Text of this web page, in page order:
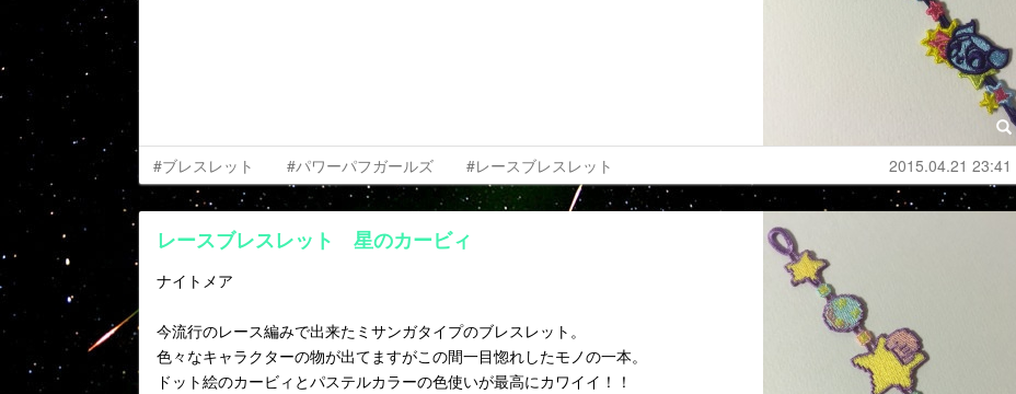
#ブレスレット #パワーパフガールズ #レースブレスレット 2015.04.21 23:41
レースブレスレット 星のカービィ
ナイトメア
今流行のレース編みで出来たミサンガタイプのブレスレット。
色々なキャラクターの物が出てますがこの間一目惚れしたモノの一本。
ドット絵のカービィとパステルカラーの色使いが最高にカワイイ！！